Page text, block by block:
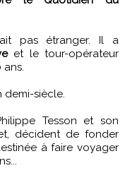
pas étranger. Il a
et le tour-opérateur
demi-siècle.
Tesson et son
décident de fonder
à faire voyager